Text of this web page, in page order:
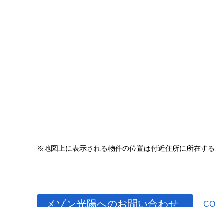
※地図上に表示される物件の位置は付近住所に所在す
メゾン光陽へのお問い合わせ